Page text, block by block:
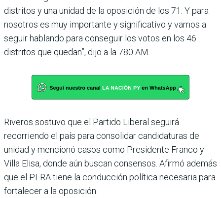
distritos y una unidad de la oposición de los 71. Y para
nosotros es muy importante y significativo y vamos a
seguir hablando para conseguir los votos en los 46
distritos que quedan”, dijo a la 780 AM.
Riveros sostuvo que el Partido Liberal seguirá
recorriendo el país para consolidar candidaturas de
unidad y mencionó casos como Presidente Franco y
Villa Elisa, donde aún buscan consensos. Afirmó además
que el PLRA tiene la conducción política necesaria para
fortalecer a la oposición.